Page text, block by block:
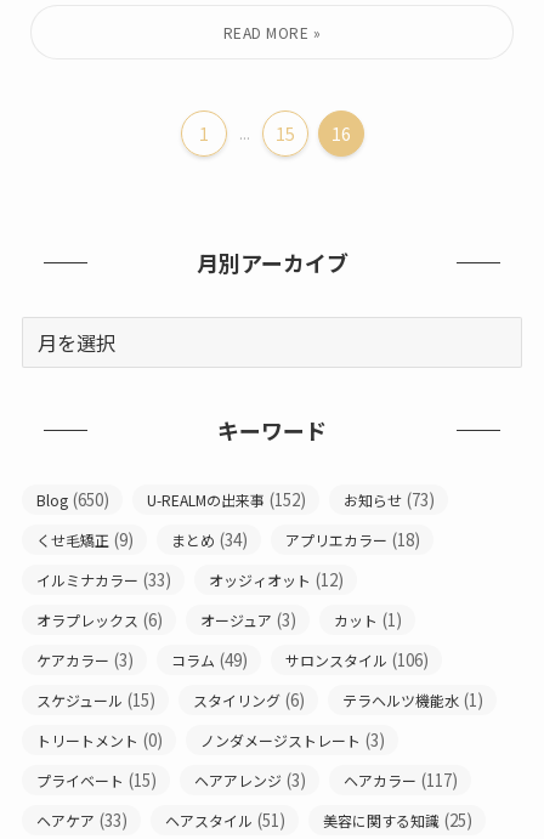
1 ... 15 16
月別アーカイブ
キーワード
Blog (650) U-REALMの出来事 (152) お知らせ (73)
くせ毛矯正 (9) まとめ (34) アプリエカラー (18)
イルミナカラー (33) オッジィオット (12)
オラプレックス (6) オージュア (3) カット (1)
ケアカラー (3) コラム (49) サロンスタイル (106)
スケジュール (15) スタイリング (6) テラヘルツ機能水 (1)
トリートメント (0) ノンダメージストレート (3)
プライベート (15) ヘアアレンジ (3) ヘアカラー (117)
ヘアケア (33) ヘアスタイル (51) 美容に関する知識 (25)